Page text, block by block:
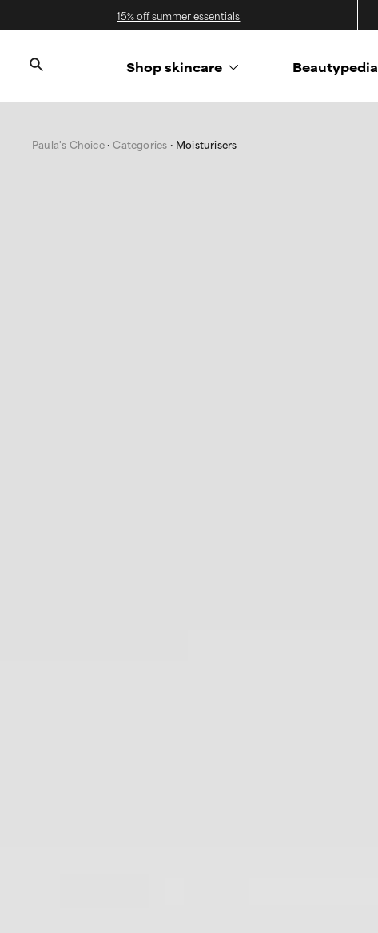
15% off summer essentials
Shop skincare Beautypedia
Paula's Choice Categories Moisturisers